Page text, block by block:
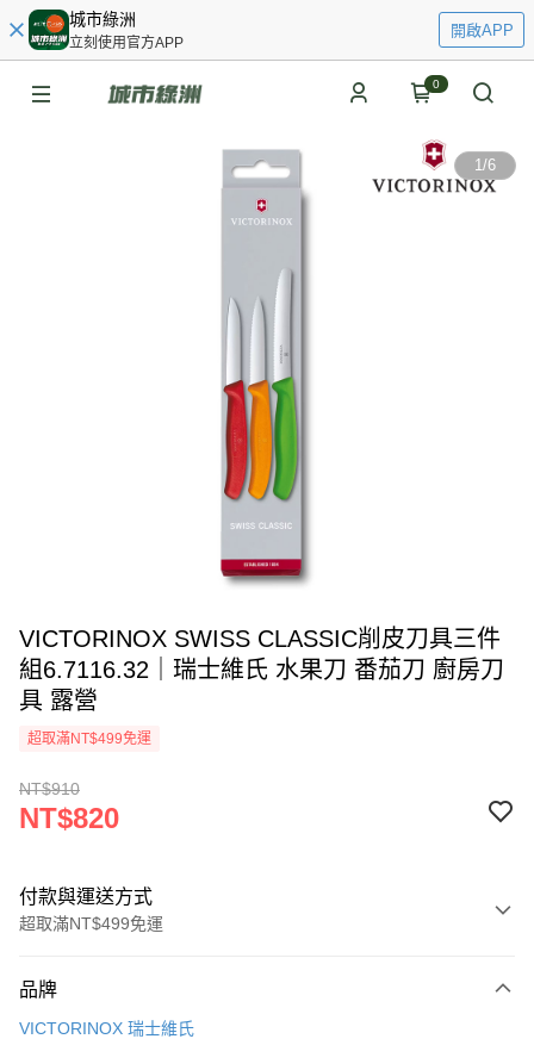
城市綠洲
立刻使用官方APP
開啟APP
0
1/6
VICTORINOX SWISS CLASSIC削皮刀具三件
組6.7116.32｜瑞士維氏 水果刀 番茄刀 廚房刀
具 露營
超取滿NT$499免運
NT$910
NT$820
付款與運送方式
超取滿NT$499免運
信用卡一次付款
品牌
VICTORINOX 瑞士維氏